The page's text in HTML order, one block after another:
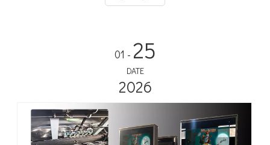
2034، أصبحت الحلول المتكاملة بسرعة هي المعيار للبنية التحتية
25
- 01
DATE
2026